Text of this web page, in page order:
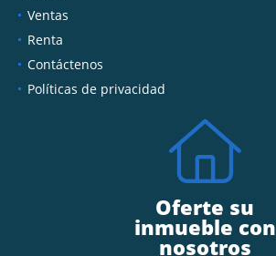
Ventas
Renta
Contáctenos
Políticas de privacidad
Oferte su
inmueble con
nosotros